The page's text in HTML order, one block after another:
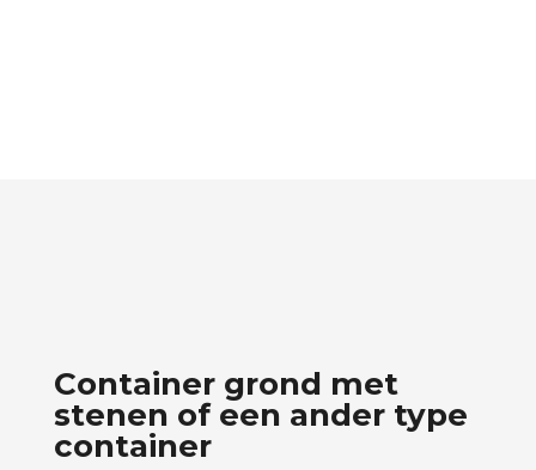
Container grond met
stenen of een ander type
container